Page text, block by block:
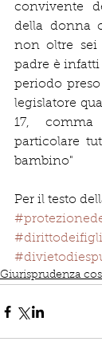
convivente
della donna
non oltre sei
padre è infatti
periodo
legislatore
17,
particolare
bambino"
Per il testo
Giurisprudenza